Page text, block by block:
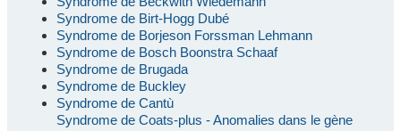
Syndrome de Birt-Hogg Dubé
Syndrome de Borjeson Forssman Lehmann
Syndrome de Bosch Boonstra Schaaf
Syndrome de Brugada
Syndrome de Buckley
Syndrome de Cantù
Syndrome de Coats-plus - Anomalies dans le gène